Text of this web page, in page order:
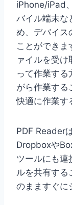
iPhone/iPad
バイル端末な
め、デバイス
ことができま
ァイルを受
って作業する
がら作業する
快適に作業す
PDF Reader
Dropboxや
ツールにも連
ルを共有する
のまますぐに